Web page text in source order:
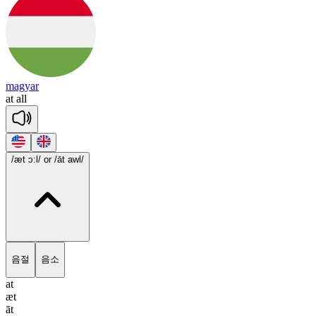
magyar
at all
/æt ɔ:l/ or /āt awl/
음절 음소
at
æt
āt